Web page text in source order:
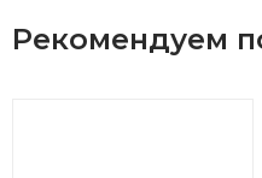
Рекомендуем